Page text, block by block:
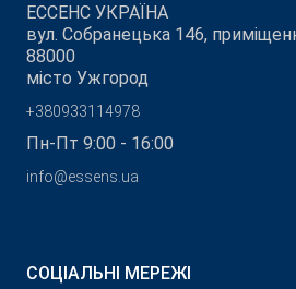
ЕССЕНС УКРАЇНА
вул. Собранецька 146,
88000
місто Ужгород
+380933114978
Пн-Пт 9:00 - 16:00
info@essens.ua
СОЦІАЛЬНІ МЕРЕЖІ